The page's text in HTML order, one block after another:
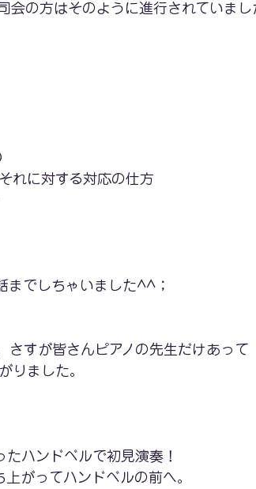
会の方はそのように進行されていまし
れに対する対応の仕方
までしちゃいました^^；
さすが皆さんピアノの先生だけあって
りました。
ハンドベルで初見演奏！
がってハンドベルの前へ。